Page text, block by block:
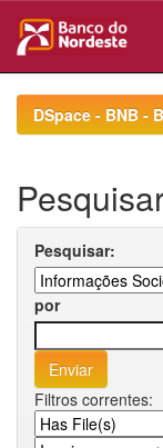
navigationDSpace - BNB -
Pesquisar:
por
Filtros correntes: